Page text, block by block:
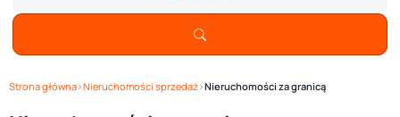
Strona główna›Nieruchomości sprzedaż›Nieruchomości za granicą